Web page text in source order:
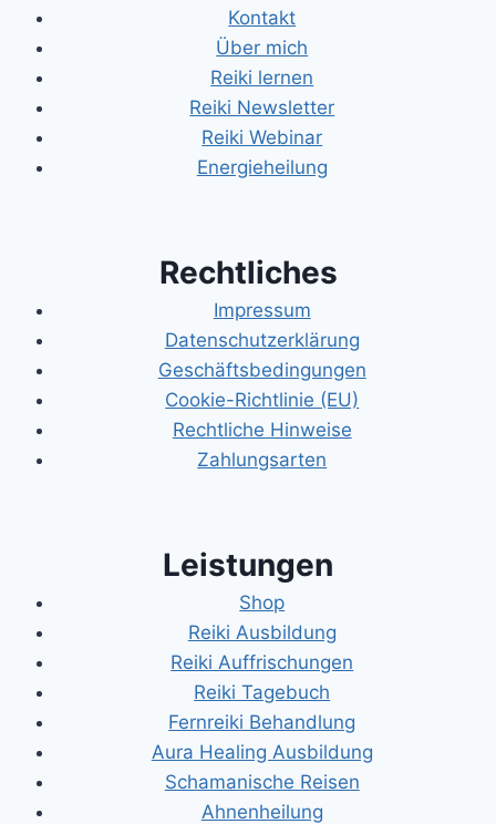
Reiki
Ernährung
Kontakt
Über mich
Reiki lernen
Reiki Newsletter
Reiki Webinar
Energieheilung
Rechtliches
Impressum
Datenschutzerklärung
Geschäftsbedingungen
Cookie-Richtlinie (EU)
Rechtliche Hinweise
Zahlungsarten
Leistungen
Shop
Reiki Ausbildung
Reiki Auffrischungen
Reiki Tagebuch
Fernreiki Behandlung
Aura Healing Ausbildung
Schamanische Reisen
Ahnenheilung